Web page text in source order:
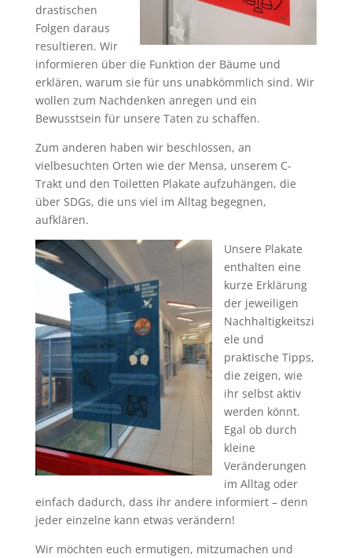
drastischen
Folgen daraus
resultieren. Wir
informieren über die Funktion der Bäume und
erklären, warum sie für uns unabkömmlich sind. Wir
wollen zum Nachdenken anregen und ein
Bewusstsein für unsere Taten zu schaffen.
Zum anderen haben wir beschlossen, an
vielbesuchten Orten wie der Mensa, unserem C-
Trakt und den Toiletten Plakate aufzuhängen, die
über SDGs, die uns viel im Alltag begegnen,
aufklären.
Unsere Plakate
enthalten eine
kurze Erklärung
der jeweiligen
Nachhaltigkeitszi
ele und
praktische Tipps,
die zeigen, wie
ihr selbst aktiv
werden könnt.
Egal ob durch
kleine
Veränderungen
im Alltag oder
einfach dadurch, dass ihr andere informiert – denn
jeder einzelne kann etwas verändern!
Wir möchten euch ermutigen, mitzumachen und